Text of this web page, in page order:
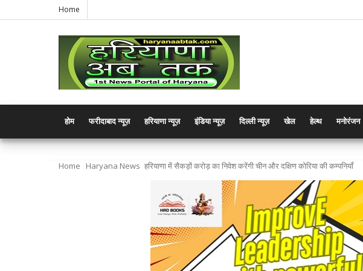
Home
होम फरीदाबाद न्यूज़ हरियाणा न्यूज़ इंडिया न्यूज़ दिल्ली न्यूज़ खेल हेल्थ मनोरंजन
Home Haryana News हरियाणा में सैकड़ों करोड़ का निवेश करेंगी चीन और दक्षिण कोरिया की कम्पनियाँ